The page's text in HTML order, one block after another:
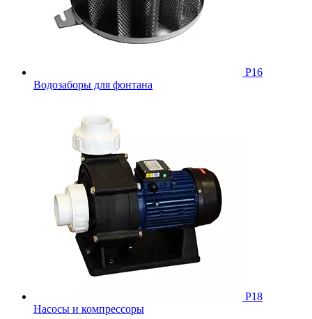
Р16
Водозаборы для фонтана
Р18
Насосы и компрессоры